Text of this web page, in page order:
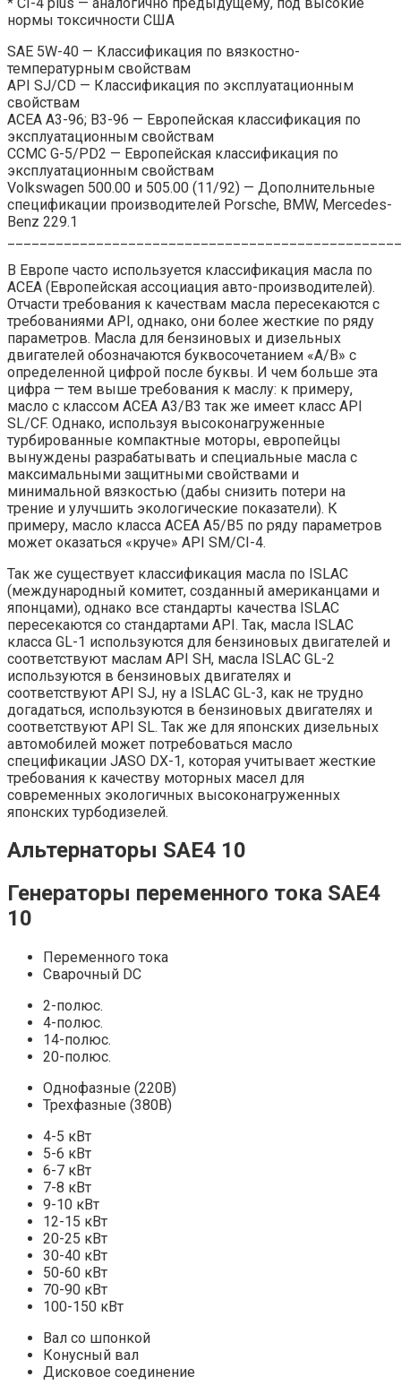
нормы токсичности США
SAE 5W-40 — Классификация по вязкостно-
температурным свойствам
API SJ/CD — Классификация по эксплуатационным
свойствам
ACEA A3-96; B3-96 — Европейская классификация по
эксплуатационным свойствам
CCMC G-5/PD2 — Европейская классификация по
эксплуатационным свойствам
Volkswagen 500.00 и 505.00 (11/92) — Дополнительные
спецификации производителей Porsche, BMW, Mercedes-
Benz 229.1
В Европе часто используется классификация масла по
ACEA (Европейская ассоциация авто-производителей).
Отчасти требования к качествам масла пересекаются с
требованиями API, однако, они более жесткие по ряду
параметров. Масла для бензиновых и дизельных
двигателей обозначаются буквосочетанием «А/В» с
определенной цифрой после буквы. И чем больше эта
цифра — тем выше требования к маслу: к примеру,
масло с классом ACEA A3/B3 так же имеет класс API
SL/CF. Однако, используя высоконагруженные
турбированные компактные моторы, европейцы
вынуждены разрабатывать и специальные масла с
максимальными защитными свойствами и
минимальной вязкостью (дабы снизить потери на
трение и улучшить экологические показатели). К
примеру, масло класса ACEA A5/B5 по ряду параметров
может оказаться «круче» API SM/CI-4.
Так же существует классификация масла по ISLAC
(международный комитет, созданный американцами и
японцами), однако все стандарты качества ISLAC
пересекаются со стандартами API. Так, масла ISLAC
класса GL-1 используются для бензиновых двигателей и
соответствуют маслам API SH, масла ISLAC GL-2
используются в бензиновых двигателях и
соответствуют API SJ, ну а ISLAC GL-3, как не трудно
догадаться, используются в бензиновых двигателях и
соответствуют API SL. Так же для японских дизельных
автомобилей может потребоваться масло
спецификации JASO DX-1, которая учитывает жесткие
требования к качеству моторных масел для
современных экологичных высоконагруженных
японских турбодизелей.
Альтернаторы SAE4 10
Генераторы переменного тока SAE4
10
Переменного тока
Сварочный DC
2-полюс.
4-полюс.
14-полюс.
20-полюс.
Однофазные (220В)
Трехфазные (380В)
4-5 кВт
5-6 кВт
6-7 кВт
7-8 кВт
9-10 кВт
12-15 кВт
20-25 кВт
30-40 кВт
50-60 кВт
70-90 кВт
100-150 кВт
Вал со шпонкой
Конусный вал
Дисковое соединение